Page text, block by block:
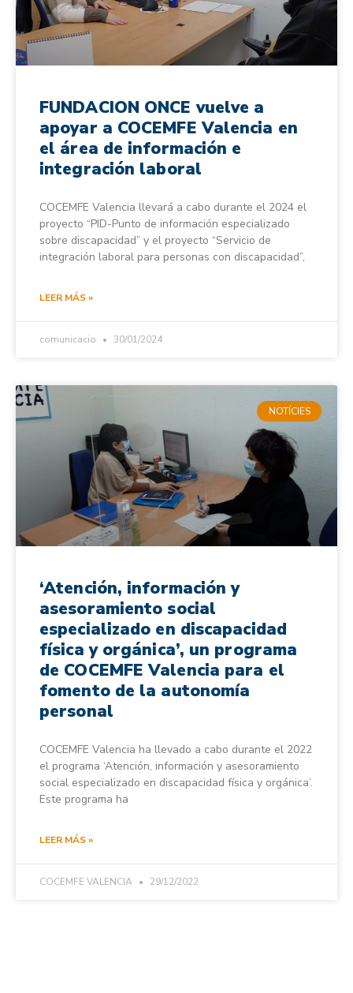
FUNDACION ONCE vuelve a
apoyar a COCEMFE Valencia en
el área de información e
integración laboral
COCEMFE Valencia llevará a cabo durante el 2024 el
proyecto “PID-Punto de información especializado
sobre discapacidad” y el proyecto “Servicio de
integración laboral para personas con discapacidad”,
LEER MÁS »
comunicacio 30/01/2024
NOTÍCIES
‘Atención, información y
asesoramiento social
especializado en discapacidad
física y orgánica’, un programa
de COCEMFE Valencia para el
fomento de la autonomía
personal
COCEMFE Valencia ha llevado a cabo durante el 2022
el programa ‘Atención, información y asesoramiento
social especializado en discapacidad física y orgánica’.
Este programa ha
LEER MÁS »
COCEMFE VALENCIA 29/12/2022